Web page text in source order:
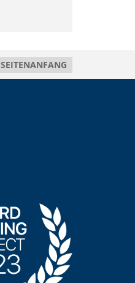
SEITENANFANG